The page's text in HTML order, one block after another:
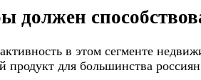
должен
в этом сегменте
для большинства